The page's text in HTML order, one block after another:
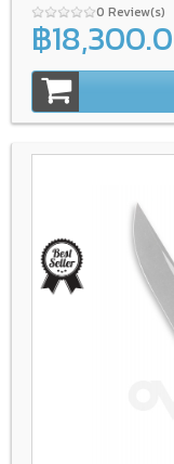
0 Review(s)
฿